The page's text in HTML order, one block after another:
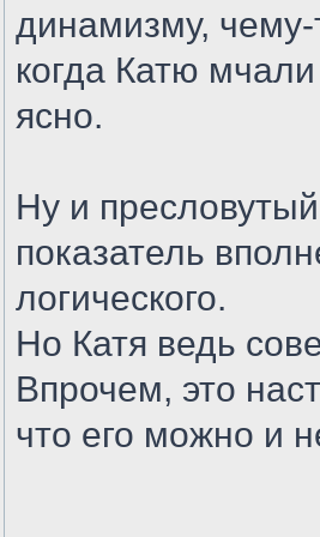
динамизму,
когда Катю
ясно.
Ну и
показатель
логического.
Но Катя ведь
Впрочем, это
что его можно и